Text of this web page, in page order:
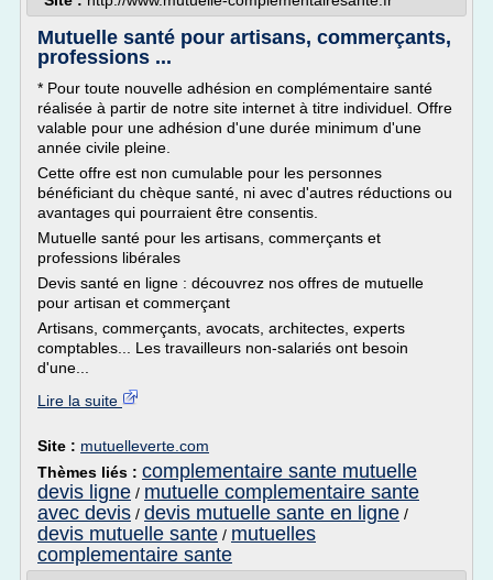
Mutuelle santé pour artisans, commerçants,
professions ...
* Pour toute nouvelle adhésion en complémentaire santé
réalisée à partir de notre site internet à titre individuel. Offre
valable pour une adhésion d'une durée minimum d'une
année civile pleine.
Cette offre est non cumulable pour les personnes
bénéficiant du chèque santé, ni avec d'autres réductions ou
avantages qui pourraient être consentis.
Mutuelle santé pour les artisans, commerçants et
professions libérales
Devis santé en ligne : découvrez nos offres de mutuelle
pour artisan et commerçant
Artisans, commerçants, avocats, architectes, experts
comptables... Les travailleurs non-salariés ont besoin
d'une...
Lire la suite
Site : mutuelleverte.com
Thèmes liés : complementaire sante mutuelle
devis ligne / mutuelle complementaire sante
avec devis / devis mutuelle sante en ligne /
devis mutuelle sante / mutuelles
complementaire sante